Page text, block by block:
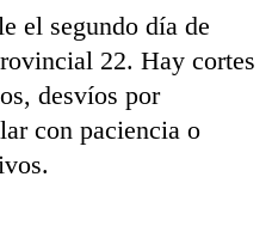
el segundo día de
22. Hay cortes
desvíos por
con paciencia o